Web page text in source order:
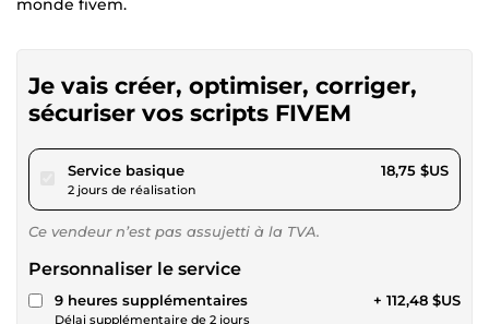
monde fivem.
Je vais créer, optimiser, corriger,
sécuriser vos scripts FIVEM
Service basiquepour 17,28 $US
2 jours de réalisation
18,75 $US
Ce vendeur n’est pas assujetti à la TVA.
Personnaliser le service
9 heures supplémentaires
Délai supplémentaire de 2 jours
+ 112,48 $US